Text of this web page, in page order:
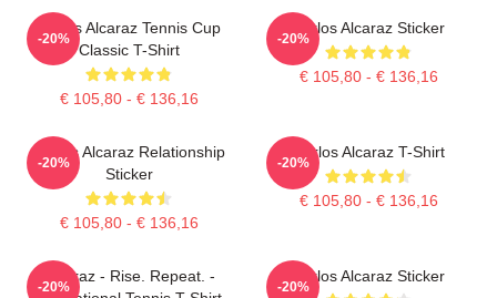
Carlos Alcaraz Tennis Cup
Classic T-Shirt
€ 105,80 - € 136,16
-20%
Carlos Alcaraz Sticker
€ 105,80 - € 136,16
-20%
Carlos Alcaraz Relationship
Sticker
€ 105,80 - € 136,16
-20%
Carlos Alcaraz T-Shirt
€ 105,80 - € 136,16
-20%
Alcaraz - Rise. Repeat. -
-20%
Carlos Alcaraz Sticker
-20%